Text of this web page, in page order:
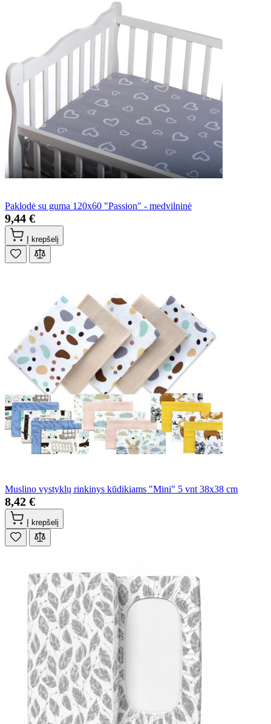
Paklodė su guma 120x60 "Passion" - medvilninė
9,44 €
Į krepšelį
Muslino vystyklų rinkinys kūdikiams "Mini" 5 vnt 38x38 cm
8,42 €
Į krepšelį